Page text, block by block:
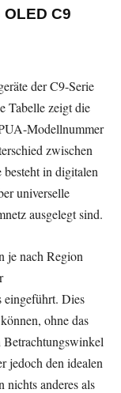
C9
der C9-Serie
Tabelle zeigt die
Modellnummer
zwischen
besteht in digitalen
universelle
ausgelegt sind.
je nach Region
eingeführt. Dies
ohne das
jedoch den idealen
nichts anderes als